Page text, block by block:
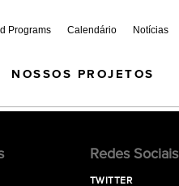
Programs Calendário Notícias
NOSSOS PROJETOS
Redes Sociais
TWITTER